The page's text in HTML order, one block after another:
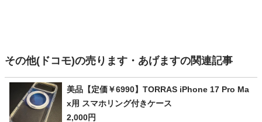
その他(ドコモ)の売ります・あげますの関連記事
美品【定価￥6990】TORRAS iPhone 17 Pro Ma
x用 スマホリング付きケース
2,000円